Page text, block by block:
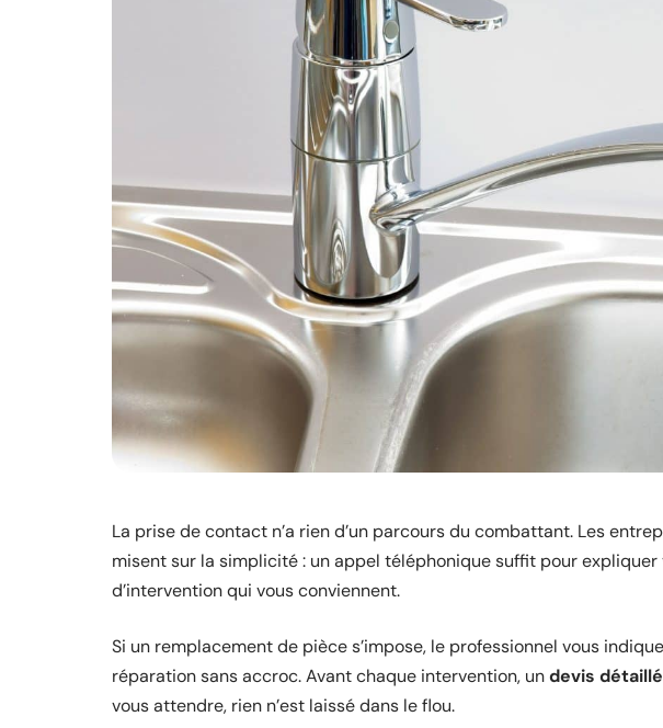
La prise de contact n’a rien d’un parcours du combattant. Les
misent sur la simplicité : un appel téléphonique suffit pour
d’intervention qui vous conviennent.
Si un remplacement de pièce s’impose, le professionnel vous
réparation sans accroc. Avant chaque intervention, undevis détaillé
vous attendre, rien n’est laissé dans le flou.